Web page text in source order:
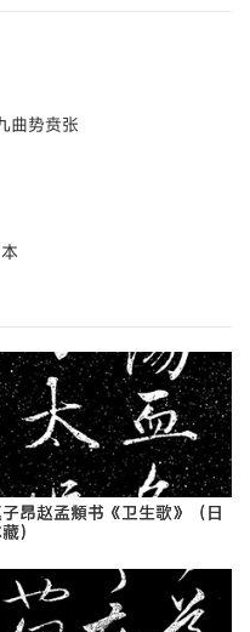
曲势贲张
昂赵孟頫书《卫生歌》（日
）